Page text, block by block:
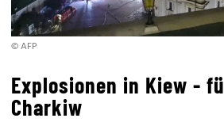
© AFP
Explosionen in Kiew -
Charkiw